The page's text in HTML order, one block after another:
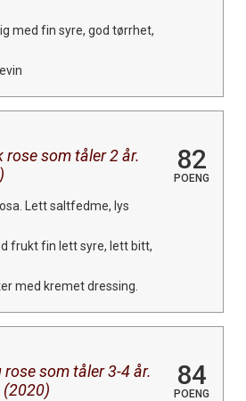
med fin syre, god tørrhet,
som tåler 2 år.
82
POENG
Lett saltfedme, lys
frukt fin lett syre, lett bitt,
med kremet dressing.
som tåler 3-4 år.
84
POENG